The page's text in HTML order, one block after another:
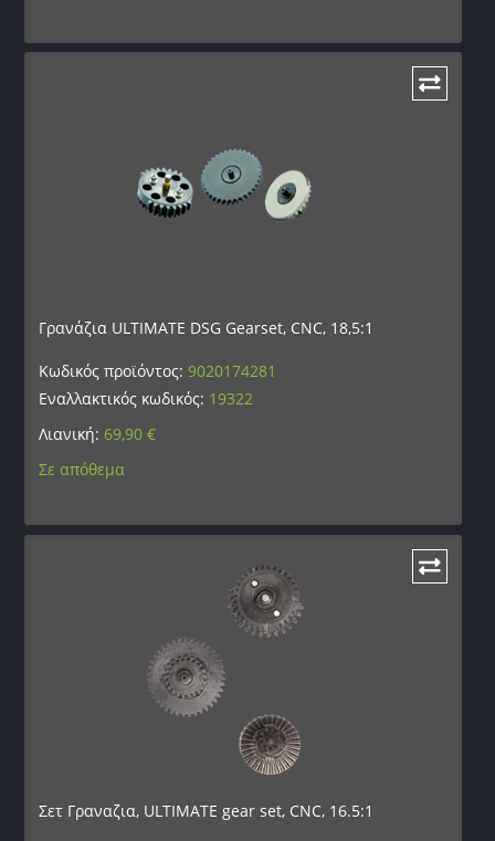
Γρανάζια ULTIMATE DSG Gearset, CNC, 18,5:1
Κωδικός προϊόντος:9020174281
Εναλλακτικός κωδικός: 19322
Λιανική: 69,90€
Σε απόθεμα
Σετ Γραναζια, ULTIMATE gear set, CNC, 16.5:1